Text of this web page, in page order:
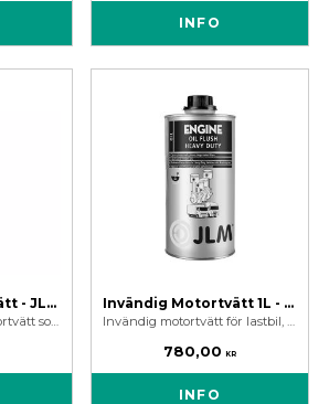
INFO
Invändig Motortvätt - JLM Engine Oil Flush
Effektiv invändig motortvätt som rengör motorn och löser upp gamla oljerester/avlagringar. Tar bort oljud från tickande ventiler.
Invändig Motortvätt 1L - Engine Oil Flush Heavy Duty
Invändig motortvätt för lastbil, tunga maskiner och stationära motorer. En flaska på 1 liter behandlar 20-40 liter motorolja.
780,00 KR
INFO